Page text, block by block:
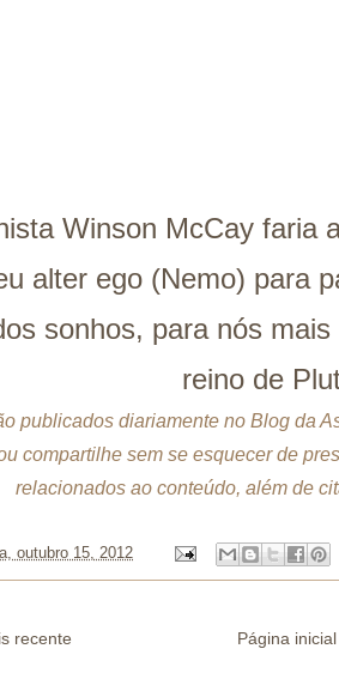
Winson McCay faria
alter ego (Nemo) para
sonhos, para nós
reino de
publicados diariamente no Blog da
compartilhe sem se esquecer de
relacionados ao conteúdo, além de
outubro 15, 2012
recente Página inicial